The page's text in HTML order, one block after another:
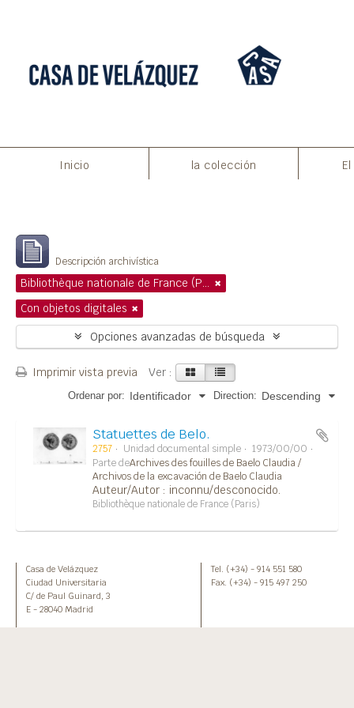
Inicio la colección
Descripción archivística
Bibliothèque nationale de France (Paris)
Con objetos digitales
Opciones avanzadas de búsqueda
Imprimir vista previa Ver :
Ordenar por: Identificador Direction: Descending
Statuettes de Belo.
2757 Unidad documental simple
1973/00/00
Parte deArchives des fouilles de Baelo Claudia /
Archivos de la excavación de Baelo Claudia
Auteur/Autor : inconnu/desconocido.
Bibliothèque nationale de France (Paris)
Casa de Velázquez
Ciudad Universitaria
C/ de Paul Guinard, 3
E - 28040 Madrid
Tel. (+34) - 914 551 580
Fax. (+34) - 915 497 250